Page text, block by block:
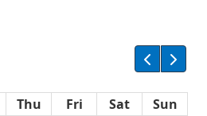
Thu Fri Sat
Sun